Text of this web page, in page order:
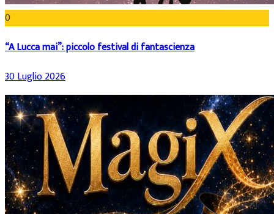
0
“A Lucca mai”: piccolo festival di fantascienza
30 Luglio 2026